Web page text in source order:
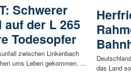
Schwerer
der L 265
Todesopfer
zwischen Linkenbach
ums Leben gekommen. ...
das Land